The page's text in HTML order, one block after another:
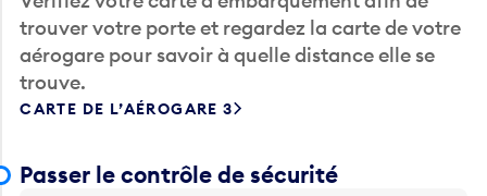
trouver votre porte et regardez la carte de votre
aérogare pour savoir à quelle distance elle se
trouve.
CARTE DE L’AÉROGARE 3
Passer le contrôle de sécurité